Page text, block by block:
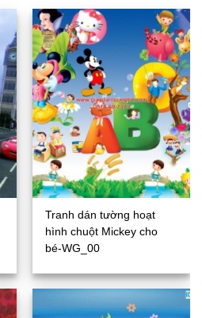
Tranh dán tường hoạt
hình chuột Mickey cho
bé-WG_00